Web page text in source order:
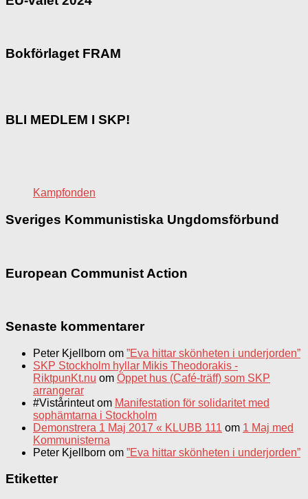
Bokförlaget FRAM
BLI MEDLEM I SKP!
Kampfonden
Sveriges Kommunistiska Ungdomsförbund
European Communist Action
Senaste kommentarer
Peter Kjellborn om ”Eva hittar skönheten i underjorden”
SKP Stockholm hyllar Mikis Theodorakis -
RiktpunKt.nu om Öppet hus (Café-träff) som SKP
arrangerar
#Vistårinteutom Manifestation för solidaritet med
sophämtarna i Stockholm
Demonstrera 1 Maj 2017 « KLUBB 111 om 1 Maj med
Kommunisterna
Peter Kjellborn om ”Eva hittar skönheten i underjorden”
Etiketter